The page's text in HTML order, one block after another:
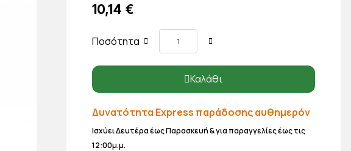
10,14 €
Ποσότητα
Καλάθι
Δυνατότητα Express παράδοσης αυθημερόν
Ισχύει Δευτέρα έως Παρασκευή & για παραγγελίες έως τις
12:00μ.μ.